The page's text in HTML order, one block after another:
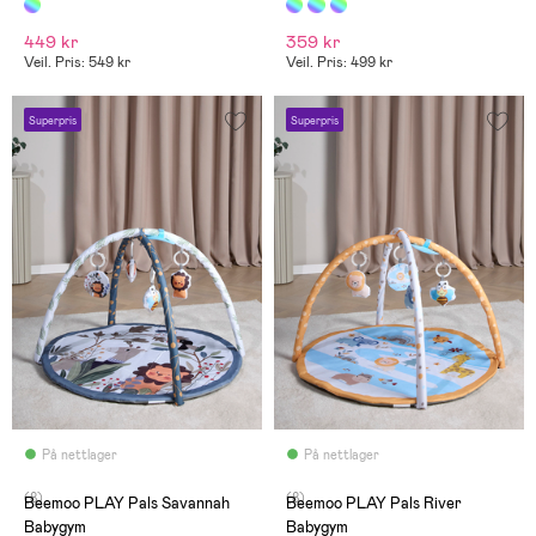
449 kr
Veil. Pris: 549 kr
359 kr
Veil. Pris: 499 kr
Superpris
På nettlager
(8)
Beemoo PLAY Pals Savannah
Babygym
Superpris
På nettlager
(8)
Beemoo PLAY Pals River
Babygym